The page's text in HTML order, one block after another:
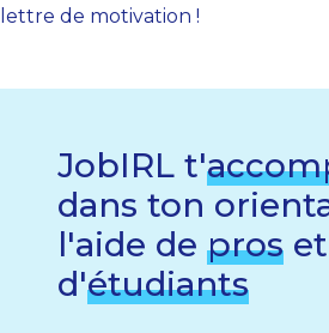
lettre de motivation !
JobIRL t'
dans ton
l'aide de pros et
d'étudiants